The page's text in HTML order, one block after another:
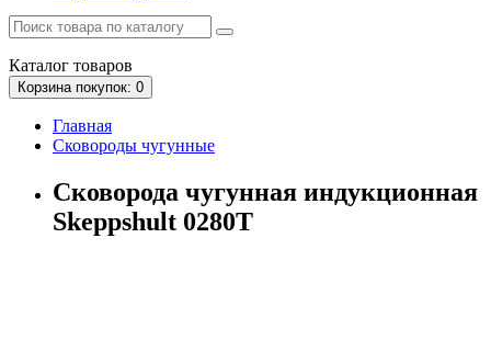
Каталог товаров
Корзинапокупок: 0
Главная
Сковороды чугунные
Сковорода чугунная индукционная
Skeppshult 0280T